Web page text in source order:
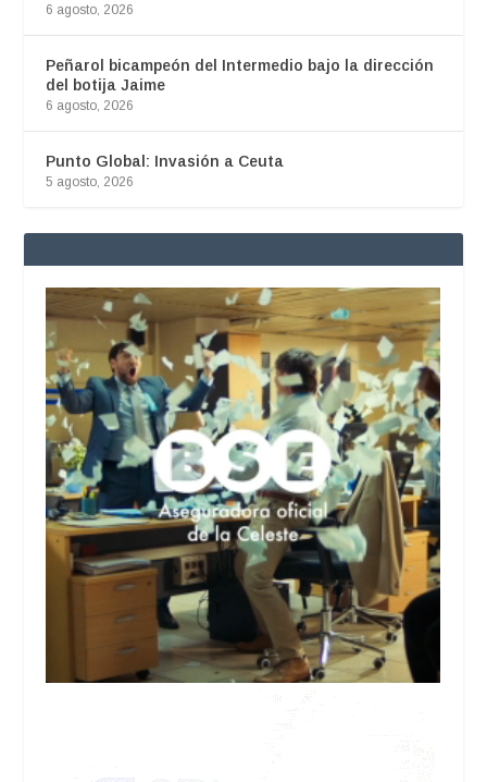
6 agosto, 2026
Peñarol bicampeón del Intermedio bajo la dirección
del botija Jaime
6 agosto, 2026
Punto Global: Invasión a Ceuta
5 agosto, 2026